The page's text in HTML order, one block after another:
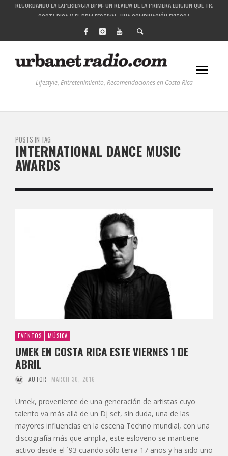
RECORDANDO LA EXPERIENCIA BPM: UN REVIEW DE LA PRIMERA EDICIÓN QUE TRAJO
COSTA RICA Y EL BPM FESTIVAL: UNA COMBINACIÓN EXITOSA
RUTAS NATURBANAS: EL PROYECTO QUE ESTÁ TRANSFORMANDO LA CALIDAD DE
LA HISTORIA DETRÁS DE LA MÚSICA ELECTRÓNICA: BBC RADIOPHONIC WORKSHOP
Lifestyle, Entretenimiento, Recomendaciones en Costa Rica
POSTS IN TAG
INTERNATIONAL DANCE MUSIC
AWARDS
EVENTOS MÚSICA
UMEK EN COSTA RICA ESTE VIERNES 1 DE
ABRIL
AUTOR MARCH 30, 2016
Umek, proveniente de una generación de artistas cuyo
talento va más allá de un Dj set, sin duda, una de las
mayores influencias en la escena Techno mundial, con una
discografía más que amplia, este esloveno se mantiene
activo desde el ´93 cuando sólo tenia 17 años y ha sido uno